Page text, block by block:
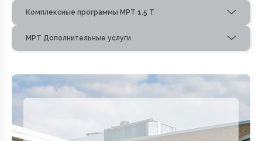
Комплексные программы МРТ 1.5 Т
МРТ Дополнительные услуги